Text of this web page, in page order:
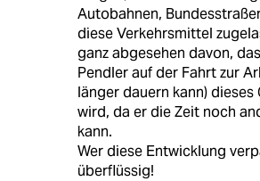
Autobahnen,
diese Verkehrsmittel
ganz abgesehen davon,
Pendler auf der Fahrt zur
länger dauern kann)
wird, da er die Zeit noch
kann.
Wer diese Entwicklung
überflüssig!